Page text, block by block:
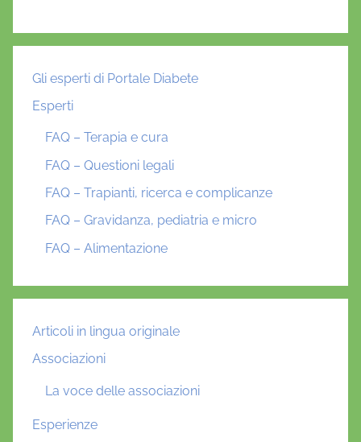
Gli esperti di Portale Diabete
Esperti
FAQ – Terapia e cura
FAQ – Questioni legali
FAQ – Trapianti, ricerca e complicanze
FAQ – Gravidanza, pediatria e micro
FAQ – Alimentazione
Articoli in lingua originale
Associazioni
La voce delle associazioni
Esperienze